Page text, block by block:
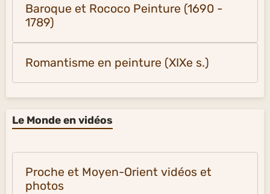
Baroque et Rococo Peinture (1690 -
1789)
Romantisme en peinture (XIXe s.)
Le Monde en vidéos
Proche et Moyen-Orient vidéos et
photos